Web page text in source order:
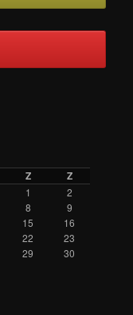
Z Z
1
2
8
9
15
16
22
23
29
30